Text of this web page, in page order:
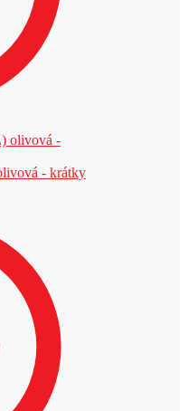
- krátky